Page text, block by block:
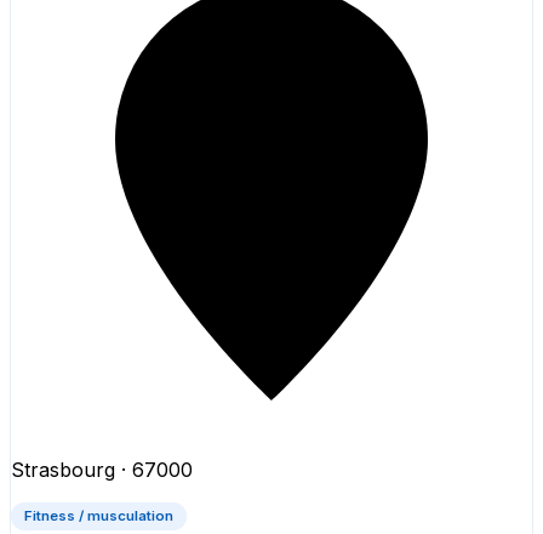
Strasbourg · 67000
Fitness / musculation